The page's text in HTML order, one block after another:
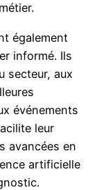
également
informé. Ils
secteur, aux
événements
leur
avancées en
artificielle